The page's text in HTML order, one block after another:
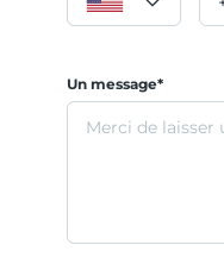
Un message*